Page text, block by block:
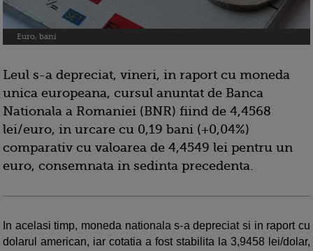
Euro, bani
Leul s-a depreciat, vineri, in raport cu moneda
unica europeana, cursul anuntat de Banca
Nationala a Romaniei (BNR) fiind de 4,4568
lei/euro, in urcare cu 0,19 bani (+0,04%)
comparativ cu valoarea de 4,4549 lei pentru un
euro, consemnata in sedinta precedenta.
In acelasi timp, moneda nationala s-a depreciat si in raport cu
dolarul american, iar cotatia a fost stabilita la 3,9458 lei/dolar,